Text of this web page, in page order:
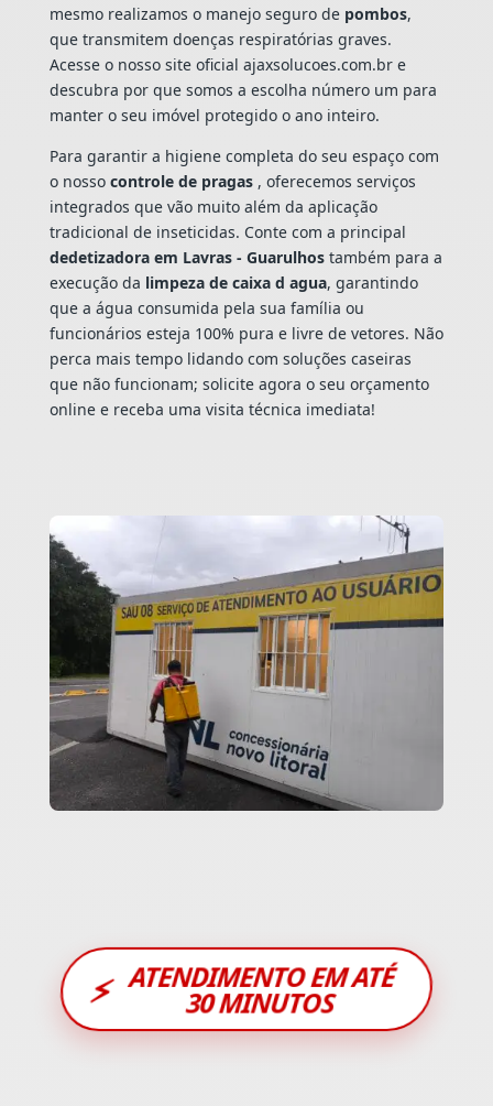
mesmo realizamos o manejo seguro de pombos,
que transmitem doenças respiratórias graves.
Acesse o nosso site oficial ajaxsolucoes.com.br e
descubra por que somos a escolha número um para
manter o seu imóvel protegido o ano inteiro.
Para garantir a higiene completa do seu espaço com
o nosso controle de pragas , oferecemos serviços
integrados que vão muito além da aplicação
tradicional de inseticidas. Conte com a principal
dedetizadora em Lavras - Guarulhostambém para a
execução da limpeza de caixa d agua, garantindo
que a água consumida pela sua família ou
funcionários esteja 100% pura e livre de vetores. Não
perca mais tempo lidando com soluções caseiras
que não funcionam; solicite agora o seu orçamento
online e receba uma visita técnica imediata!
⚡ ATENDIMENTO EM ATÉ
30 MINUTOS